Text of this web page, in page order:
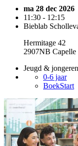
ma 28 dec 2026
11:30 - 12:15
Bieblab
Hermitage 42
2907NB Capelle
Jeugd & jongeren
0-6 jaar
BoekStart